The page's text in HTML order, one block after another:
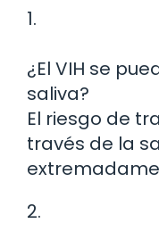
1.
¿El VIH se
saliva?
El riesgo de
través de la
2.